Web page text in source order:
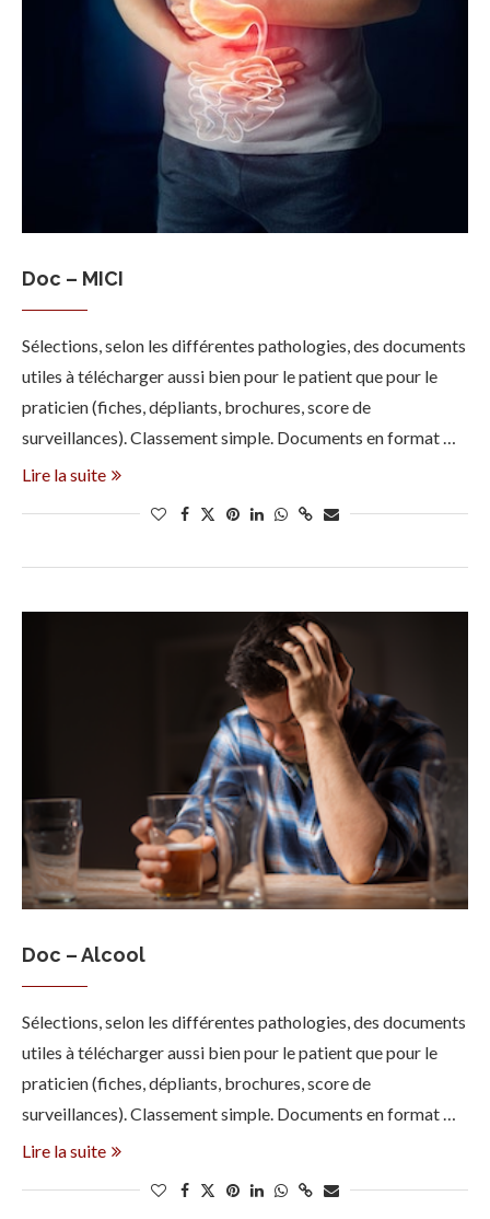
Doc – MICI
Sélections, selon les différentes pathologies, des documents
utiles à télécharger aussi bien pour le patient que pour le
praticien (fiches, dépliants, brochures, score de
surveillances). Classement simple. Documents en format …
Lire la suite
Doc – Alcool
Sélections, selon les différentes pathologies, des documents
utiles à télécharger aussi bien pour le patient que pour le
praticien (fiches, dépliants, brochures, score de
surveillances). Classement simple. Documents en format …
Lire la suite